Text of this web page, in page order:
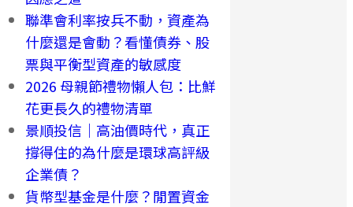
聯準會利率按兵不動，資產為
什麼還是會動？看懂債券、股
票與平衡型資產的敏感度
2026 母親節禮物懶人包：比鮮
花更長久的禮物清單
景順投信｜高油價時代，真正
撐得住的為什麼是環球高評級
企業債？
貨幣型基金是什麼？閒置資金